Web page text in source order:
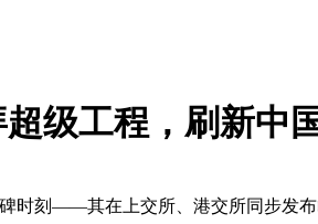
级工程，刷新中
时刻——其在上交所、港交所同步发布